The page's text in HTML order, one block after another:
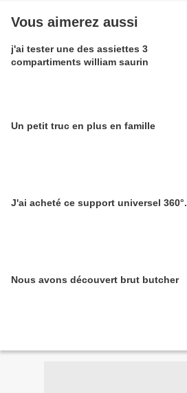
Vous aimerez aussi
j'ai tester une des assiettes 3
compartiments william saurin
Un petit truc en plus en famille
J'ai acheté ce support universel 360°.
Nous avons découvert brut butcher